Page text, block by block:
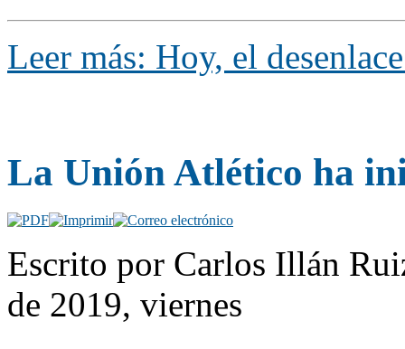
Leer más: Hoy, el
La Unión Atlético ha
Escrito por Carlos Illán
de 2019, viernes